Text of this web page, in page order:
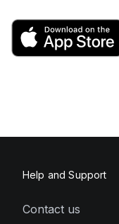
Help and Support
Contact us